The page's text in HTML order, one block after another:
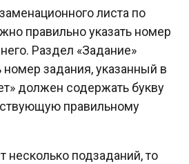
листа по
правильно указать номер
Раздел «Задание»
задания, указанный в
должен содержать букву
правильному
несколько подзаданий, то